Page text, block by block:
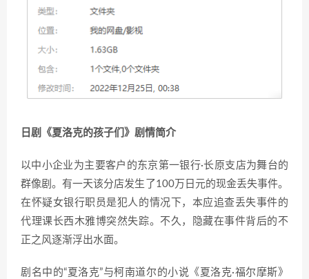
日剧《夏洛克的孩子们》剧情简介
以中小企业为主要客户的东京第一银行·长原支店为舞台的
群像剧。有一天该分店发生了100万日元的现金丢失事件。
在怀疑女银行职员是犯人的情况下，本应追查丢失事件的
代理课长西木雅博突然失踪。不久，隐藏在事件背后的不
正之风逐渐浮出水面。
剧名中的“夏洛克”与柯南道尔的小说《夏洛克·福尔摩斯》